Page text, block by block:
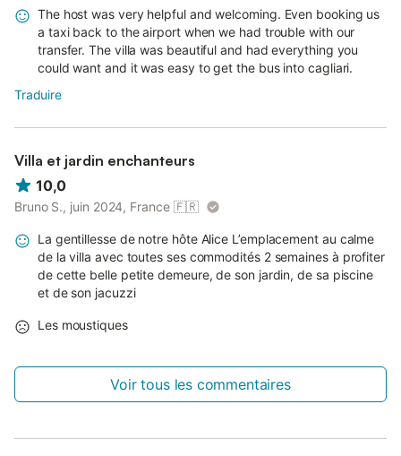
The host was very helpful and welcoming. Even booking us
a taxi back to the airport when we had trouble with our
transfer. The villa was beautiful and had everything you
could want and it was easy to get the bus into cagliari.
Traduire
Villa et jardin enchanteurs
10,0
Bruno S., juin 2024, France 🇫🇷
La gentillesse de notre hôte Alice L’emplacement au calme
de la villa avec toutes ses commodités 2 semaines à profiter
de cette belle petite demeure, de son jardin, de sa piscine
et de son jacuzzi
Les moustiques
Voir tous les commentaires